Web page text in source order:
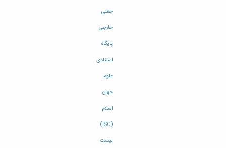
جعلی
خارجی
پایگاه
استنادی
علوم
جهان
اسلام
(ISC)
لیست